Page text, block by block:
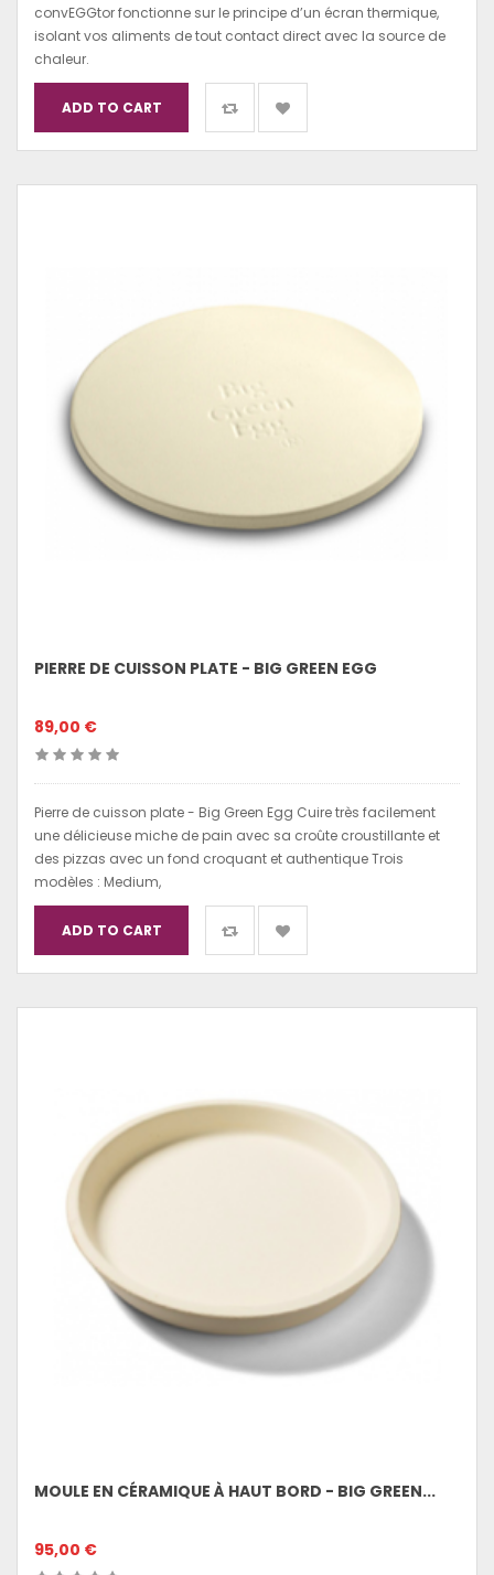
convEGGtor fonctionne sur le principe d’un écran thermique,
isolant vos aliments de tout contact direct avec la source de
chaleur.
ADD TO CART
PIERRE DE CUISSON PLATE - BIG GREEN EGG
89,00 €
Pierre de cuisson plate - Big Green Egg Cuire très facilement
une délicieuse miche de pain avec sa croûte croustillante et
des pizzas avec un fond croquant et authentique Trois
modèles : Medium,
ADD TO CART
MOULE EN CÉRAMIQUE À HAUT BORD - BIG GREEN...
95,00 €